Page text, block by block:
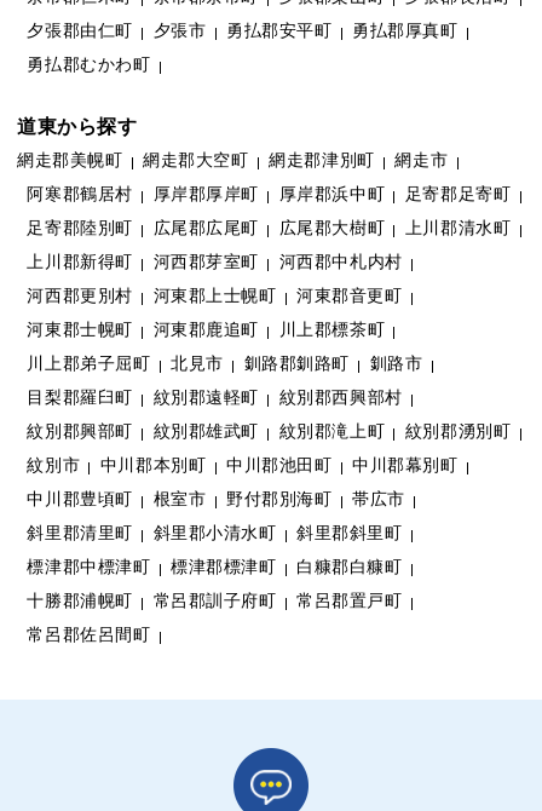
夕張郡由仁町
夕張市 勇払郡安平町
勇払郡厚真町
勇払郡むかわ町
道東から探す
網走郡美幌町 網走郡大空町 網走郡津別町
網走市
阿寒郡鶴居村
厚岸郡厚岸町 厚岸郡浜中町
足寄郡足寄町
足寄郡陸別町
広尾郡広尾町 広尾郡大樹町
上川郡清水町
上川郡新得町
河西郡芽室町
河西郡中札内村
河西郡更別村
河東郡上士幌町
河東郡音更町
河東郡士幌町
河東郡鹿追町
川上郡標茶町
川上郡弟子屈町
北見市 釧路郡釧路町
釧路市
目梨郡羅臼町
紋別郡遠軽町
紋別郡西興部村
紋別郡興部町
紋別郡雄武町 紋別郡滝上町
紋別郡湧別町
紋別市
中川郡本別町 中川郡池田町
中川郡幕別町
中川郡豊頃町
根室市 野付郡別海町
帯広市
斜里郡清里町
斜里郡小清水町
斜里郡斜里町
標津郡中標津町
標津郡標津町
白糠郡白糠町
十勝郡浦幌町
常呂郡訓子府町
常呂郡置戸町
常呂郡佐呂間町